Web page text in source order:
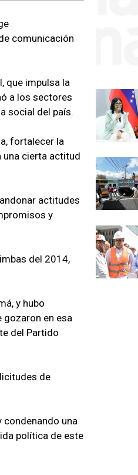
comunicación
que impulsa la
a los sectores
social del país.
fortalecer la
cierta actitud
actitudes
y
del 2014,
y hubo
gozaron en esa
del Partido
de
una
política de este